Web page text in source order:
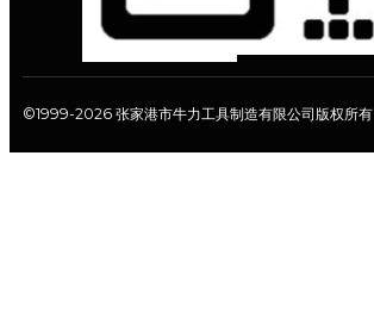
©1999-2026 张家港市牛力工具制造有限公司版权所有